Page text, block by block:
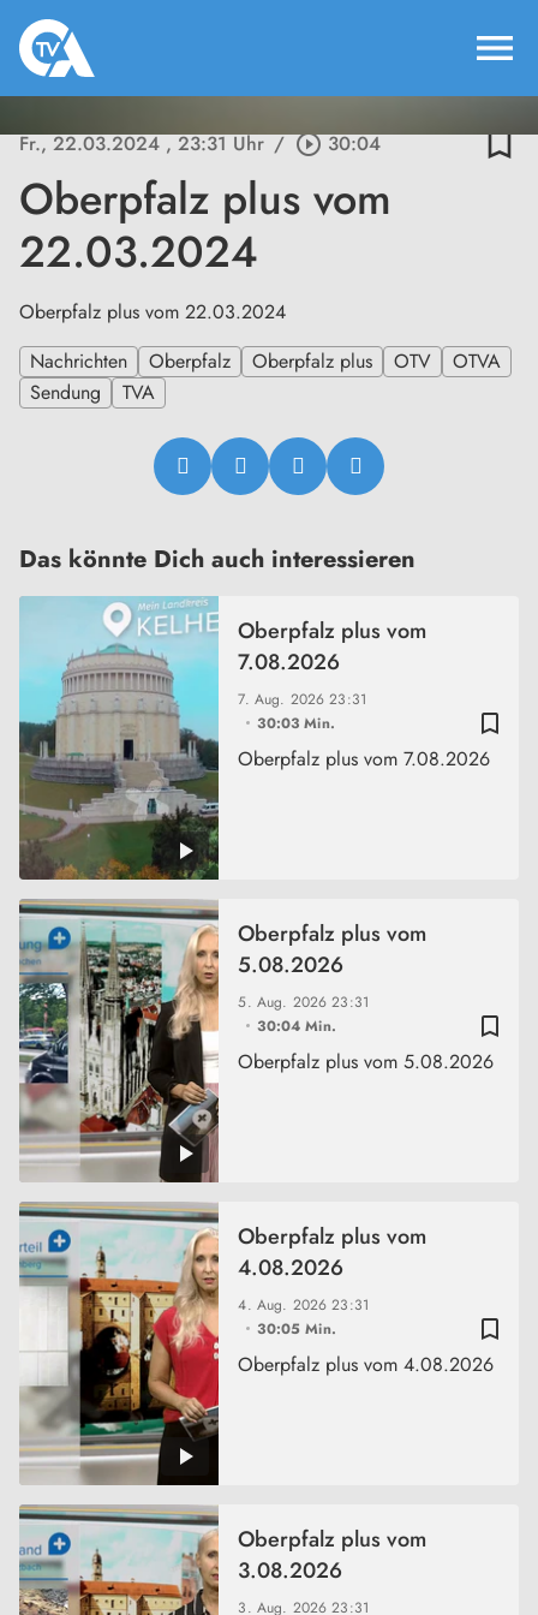
menu
Fr., 22.03.2024, 23:31 Uhr / play_circle_outline30:04 bookmark_border
Oberpfalz plus vom
22.03.2024
Oberpfalz plus vom 22.03.2024
Nachrichten
Oberpfalz Oberpfalz plus OTV
OTVA
Sendung
TVA
Das könnte Dich auch interessieren
bookmark_border
7. Aug. 202623:31
30:03 Min.
Oberpfalz plus vom
7.08.2026
Oberpfalz plus vom 7.08.2026
bookmark_border
5. Aug. 202623:31
30:04 Min.
Oberpfalz plus vom
5.08.2026
Oberpfalz plus vom 5.08.2026
bookmark_border
4. Aug. 202623:31
30:05 Min.
Oberpfalz plus vom
4.08.2026
Oberpfalz plus vom 4.08.2026
3. Aug. 202623:31
Oberpfalz plus vom
3.08.2026